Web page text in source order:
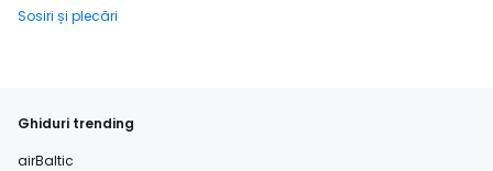
Sosiri și plecări
Ghiduri trending
airBaltic